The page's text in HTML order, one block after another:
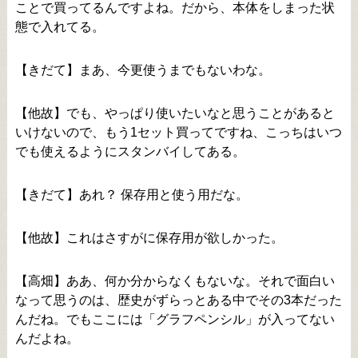
ことで買ってるんですよね。だから、本体をしまった状
態で入れてる。
【きだて】まあ、今更使うまでもないわな。
【他故】でも、やっぱり使いたいなと思うことがあると
いけないので、もう1セット買ってですね、こっちはいつ
でも使えるようにスタンバイしてある。
【きだて】あれ？ 保存用と使う用だな。
【他故】これはさすがに保存用が欲しかった。
【高畑】ああ、何か分からなくもないな。それで面白い
なって思うのは、歴史がずらっとある中でその3本だった
んだね。でもここには「グラフペンシル」が入ってない
んだよね。